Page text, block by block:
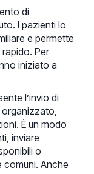
di
I pazienti lo
e permette
Per
iniziato a
l’invio di
organizzato,
È un modo
inviare
o
comuni. Anche